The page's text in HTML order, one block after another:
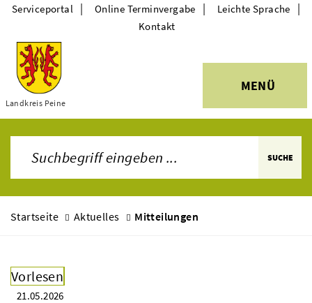
Themen
Landkreis Peine
MENÜ
Serviceportal | Online Terminvergabe | Leichte Sprache |
Kontakt
SUCHE
Startseite Aktuelles Mitteilungen
Vorlesen
21.05.2026